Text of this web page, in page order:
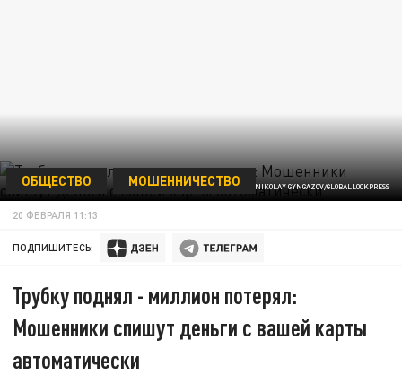
NIKOLAY GYNGAZOV/GLOBALLOOKPRESS
ОБЩЕСТВО МОШЕННИЧЕСТВО
20 ФЕВРАЛЯ 11:13
ПОДПИШИТЕСЬ:
Трубку поднял - миллион потерял:
Мошенники спишут деньги с вашей карты
автоматически